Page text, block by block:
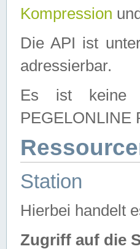
Kompression
Die API ist
adressierbar.
Es ist keine
PEGELONLINE
Station
Hierbei handelt
Zugriff auf die